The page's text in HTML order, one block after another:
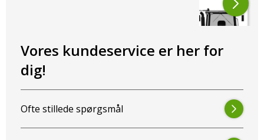
Vores kundeservice er her for
dig!
Ofte stillede spørgsmål